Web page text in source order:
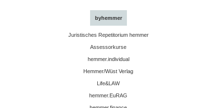
byhemmer
Juristisches Repetitorium hemmer
Assessorkurse
hemmer.individual
Hemmer/Wüst Verlag
Life&LAW
hemmer.EuRAG